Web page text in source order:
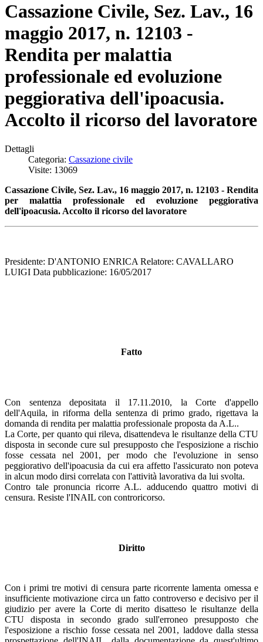
Cassazione Civile, Sez. Lav., 16
maggio 2017, n. 12103 -
Rendita per malattia
professionale ed evoluzione
peggiorativa dell'ipoacusia.
Accolto il ricorso del lavoratore
Dettagli
Categoria: Cassazione civile
Visite: 13069
Cassazione Civile, Sez. Lav., 16 maggio 2017, n. 12103 - Rendita
per malattia professionale ed evoluzione peggiorativa
dell'ipoacusia. Accolto il ricorso del lavoratore
Presidente: D'ANTONIO ENRICA Relatore: CAVALLARO
LUIGI Data pubblicazione: 16/05/2017
Fatto
Con sentenza depositata il 17.11.2010, la Corte d'appello
dell'Aquila, in riforma della sentenza di primo grado, rigettava la
domanda di rendita per malattia professionale proposta da A.L..
La Corte, per quanto qui rileva, disattendeva le risultanze della CTU
disposta in seconde cure sul presupposto che l'esposizione a rischio
fosse cessata nel 2001, per modo che l'evoluzione in senso
peggiorativo dell'ipoacusia da cui era affetto l'assicurato non poteva
in alcun modo dirsi correlata con l'attività lavorativa da lui svolta.
Contro tale pronuncia ricorre A.L. adducendo quattro motivi di
censura. Resiste l'INAIL con controricorso.
Diritto
Con i primi tre motivi di censura parte ricorrente lamenta omessa e
insufficiente motivazione circa un fatto controverso e decisivo per il
giudizio per avere la Corte di merito disatteso le risultanze della
CTU disposta in secondo grado sull'erroneo presupposto che
l'esposizione a rischio fosse cessata nel 2001, laddove dalla stessa